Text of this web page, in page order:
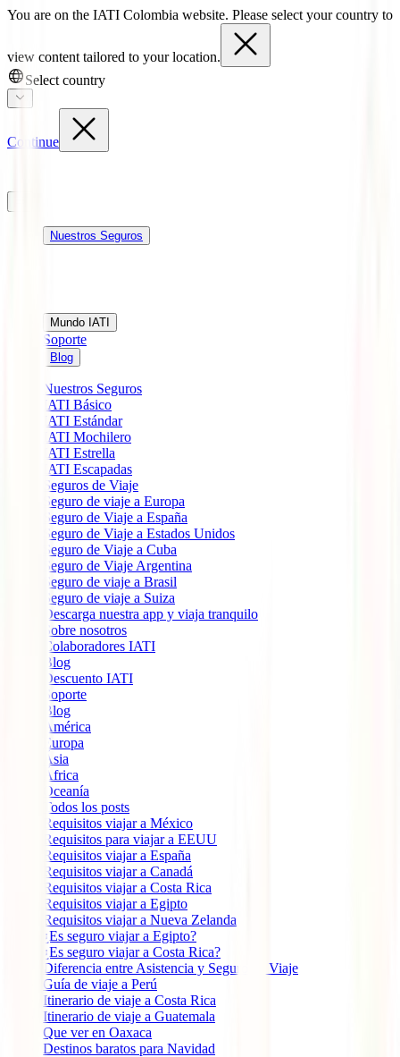
You are on the IATI Colombia website. Please select your country to
view content tailored to your location.
Select country
Continue
Nuestros Seguros
Mundo IATI
Soporte
Blog
Nuestros Seguros
IATI Básico
IATI Estándar
IATI Mochilero
IATI Estrella
IATI Escapadas
Seguros de Viaje
Seguro de viaje a Europa
Seguro de Viaje a España
Seguro de Viaje a Estados Unidos
Seguro de Viaje a Cuba
Seguro de Viaje Argentina
Seguro de viaje a Brasil
Seguro de viaje a Suiza
Descarga nuestra app y viaja tranquilo
Sobre nosotros
Colaboradores IATI
Blog
Descuento IATI
Soporte
Blog
América
Europa
Ásia
África
Oceanía
Todos los posts
Requisitos viajar a México
Requisitos para viajar a EEUU
Requisitos viajar a España
Requisitos viajar a Canadá
Requisitos viajar a Costa Rica
Requisitos viajar a Egipto
Requisitos viajar a Nueva Zelanda
¿Es seguro viajar a Egipto?
¿Es seguro viajar a Costa Rica?
Diferencia entre Asistencia y Seguro de Viaje
Guía de viaje a Perú
Itinerario de viaje a Costa Rica
Itinerario de viaje a Guatemala
Que ver en Oaxaca
Destinos baratos para Navidad